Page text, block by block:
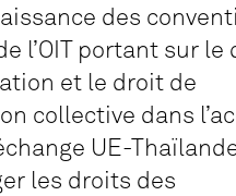
des
l’OIT portant sur le
et le droit de
collective dans
UE-
les droits des